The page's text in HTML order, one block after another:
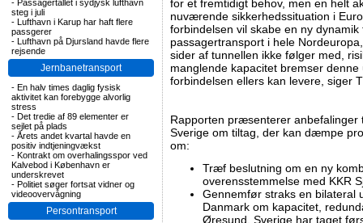
- Passagertallet i sydjysk lufthavn
steg i juli
- Lufthavn i Karup har haft flere
passgerer
- Lufthavn på Djursland havde flere
rejsende
Jernbanetransport
- En halv times daglig fysisk
aktivitet kan forebygge alvorlig
stress
- Det tredie af 89 elementer er
sejlet på plads
- Årets andet kvartal havde en
positiv indtjeningvækst
- Kontrakt om overhalingsspor ved
Kalvebod i København er
underskrevet
- Politiet søger fortsat vidner og
videoovervågning
Persontransport
for et fremtidigt behov, men en helt
nuværende sikkerhedssituation i
forbindelsen vil skabe en ny
passagertransport i hele
sider af tunnellen ikke følger med,
manglende kapacitet bremser
forbindelsen ellers kan levere, siger
Rapporten præsenterer anbefalinger
Sverige om tiltag, der kan dæmpe
om:
Træf beslutning om en ny
overensstemmelse med KKR
Gennemfør straks en bilateral
Danmark om kapacitet,
Øresund. Sverige har taget